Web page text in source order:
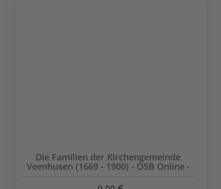
Die Familien der Kirchengemeinde
Veenhusen (1669 - 1900) - OSB Online -